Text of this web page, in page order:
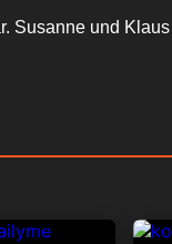
Susanne und